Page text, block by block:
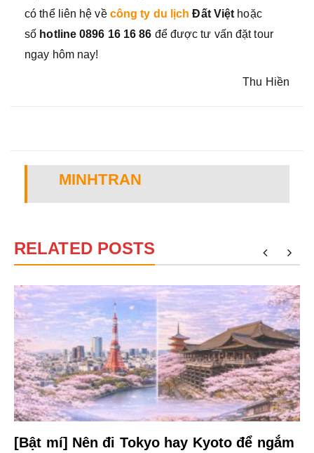
có thể liên hệ về công ty du lịch Đất Việt hoặc
số hotline 0896 16 16 86 để được tư vấn đặt tour
ngay hôm nay!
Thu Hiền
MINHTRAN
RELATED POSTS
[Bật mí] Nên đi Tokyo hay Kyoto để ngắm